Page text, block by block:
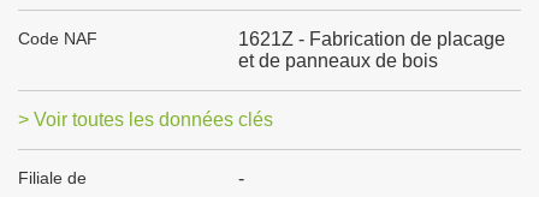
Code NAF
1621Z - Fabrication de placage
et de panneaux de bois
> Voir toutes les données clés
Filiale de -